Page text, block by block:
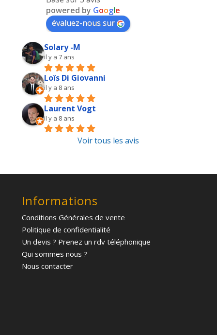
powered by Google
évaluez-nous sur
Solary -M
il y a 7 ans
Loïs Di Giovanni
il y a 8 ans
Laurent Vogt
il y a 8 ans
Voir tous les avis
Informations
Conditions Générales de vente
Politique de confidentialité
Un devis ? Prenez un rdv téléphonique
Qui sommes nous ?
Nous contacter